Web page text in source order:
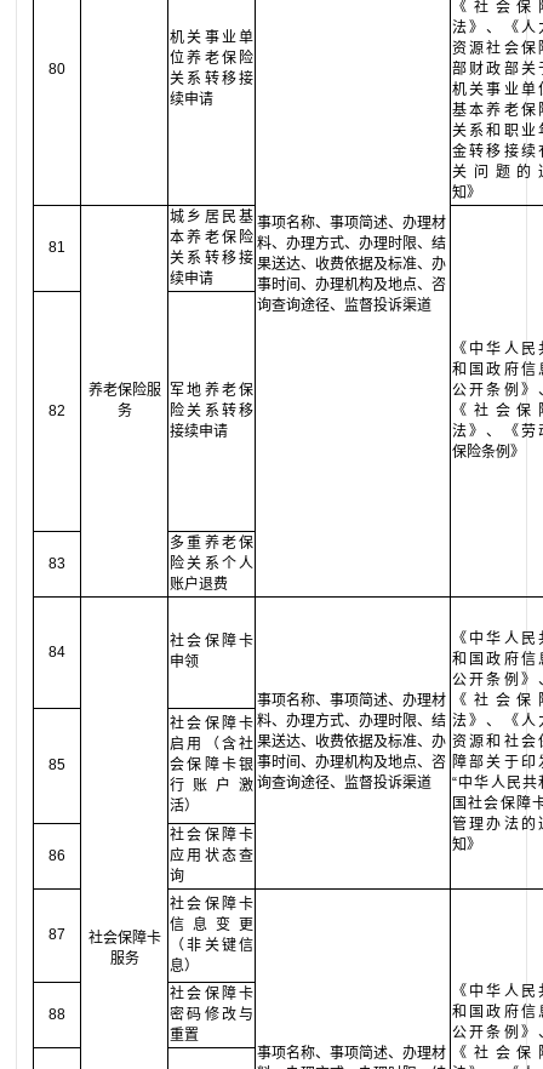
80
机关事业单
位养老保险
关系转移接
续申请
事项名称、事项简述、办理材
料、办理方式、办理时限、结
果送达、收费依据及标准、办
事时间、办理机构及地点、咨
询查询途径、监督投诉渠道
《社会保
法》、《人
资源社会保
部财政部关
机关事业单
基本养老保
关系和职业
金转移接续
关问题的
知》
81
养老保险服
务
城乡居民基
本养老保险
关系转移接
续申请
《中华人民
和国政府信
公开条例》
《社会保
法》、《劳
保险条例》
82
军地养老保
险关系转移
接续申请
83
多重养老保
险关系个人
账户退费
84
社会保障卡
服务
社会保障卡
申领
事项名称、事项简述、办理材
料、办理方式、办理时限、结
果送达、收费依据及标准、办
事时间、办理机构及地点、咨
询查询途径、监督投诉渠道
《中华人民
和国政府信
公开条例》
《社会保
法》、《人
资源和社会
障部关于印
“中华人民共
国社会保障
管理办法的
知》
85
社会保障卡
启用（含社
会保障卡银
行账户激
活）
86
社会保障卡
应用状态查
询
87
社会保障卡
信息变更
（非关键信
息）
事项名称、事项简述、办理材
《中华人民
和国政府信
公开条例》
《社会保
88
社会保障卡
密码修改与
重置